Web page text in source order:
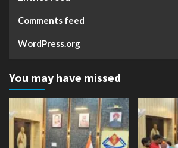
Comments feed
WordPress.org
You may have missed